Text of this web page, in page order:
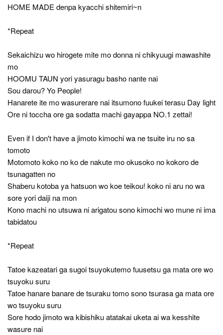
HOME MADE denpa kyacchi shitemiri~n
*Repeat
Sekaichizu wo hirogete mite mo donna ni chikyuugi mawashite
mo
HOOMU TAUN yori yasuragu basho nante nai
Sou darou? Yo People!
Hanarete ite mo wasurerare nai itsumono fuukei terasu Day light
Ore ni toccha ore ga sodatta machi gayappa NO.1 zettai!
Even if I don't have a jimoto kimochi wa ne tsuite iru no sa
tomoto
Motomoto koko no ko de nakute mo okusoko no kokoro de
tsunagatten no
Shaberu kotoba ya hatsuon wo koe teikou! koko ni aru no wa
sore yori daiji na mon
Kono machi no utsuwa ni arigatou sono kimochi wo mune ni ima
tabidatou
*Repeat
Tatoe kazeatari ga sugoi tsuyokutemo fuusetsu ga mata ore wo
tsuyoku suru
Tatoe hanare banare de tsuraku tomo sono tsurasa ga mata ore
wo tsuyoku suru
Sore hodo jimoto wa kibishiku atatakai uketa ai wa kesshite
wasure nai